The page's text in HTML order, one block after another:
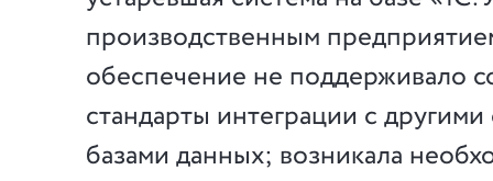
производственным
обеспечение не поддерживало
стандарты интеграции с
базами данных; возникала